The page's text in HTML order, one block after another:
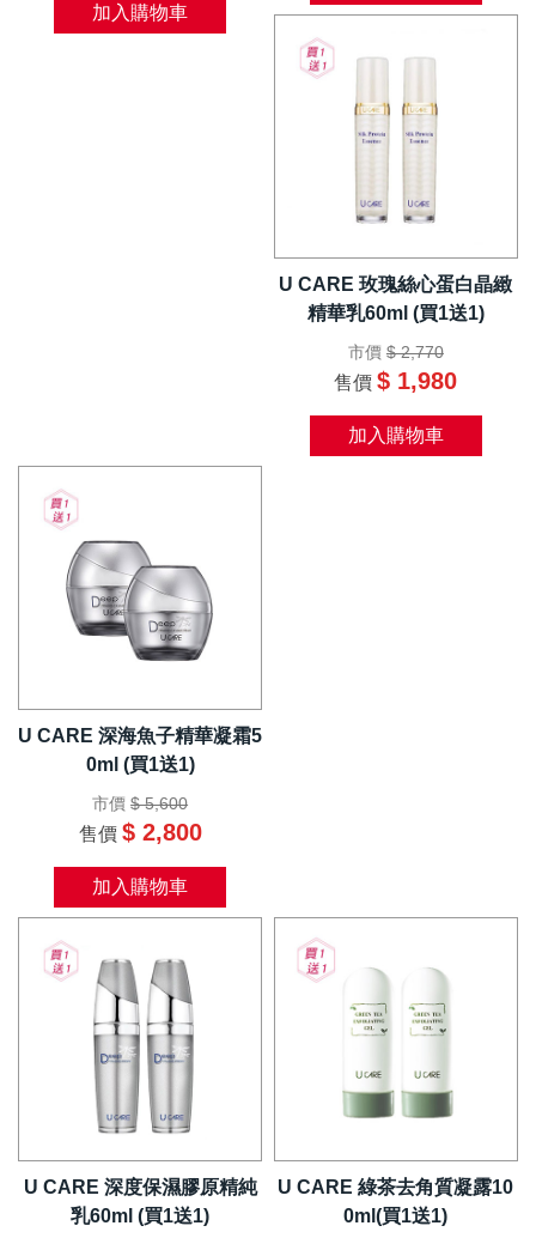
加入購物車
U CARE 玫瑰絲心蛋白晶緻
精華乳60ml (買1送1)
市價 $ 2,770
售價 $ 1,980
加入購物車
U CARE 深海魚子精華凝霜5
0ml (買1送1)
市價 $ 5,600
售價 $ 2,800
加入購物車
U CARE 深度保濕膠原精純
乳60ml (買1送1)
U CARE 綠茶去角質凝露10
0ml(買1送1)